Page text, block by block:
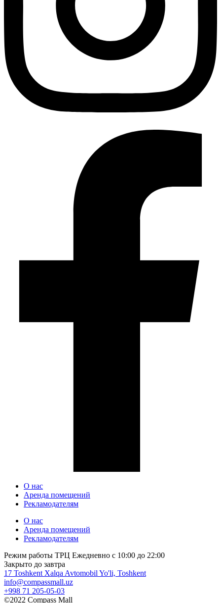
О нас
Аренда помещений
Рекламодателям
О нас
Аренда помещений
Рекламодателям
Режим работы ТРЦ Ежедневно с 10:00 до 22:00
Закрыто до завтра
17 Toshkent Xalqa Avtomobil Yo'li, Toshkent
info@compassmall.uz
+998 71 205-05-03
©2022 Compass Mall